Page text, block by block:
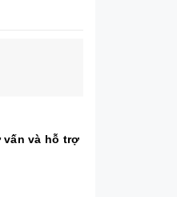
vấn và hỗ trợ